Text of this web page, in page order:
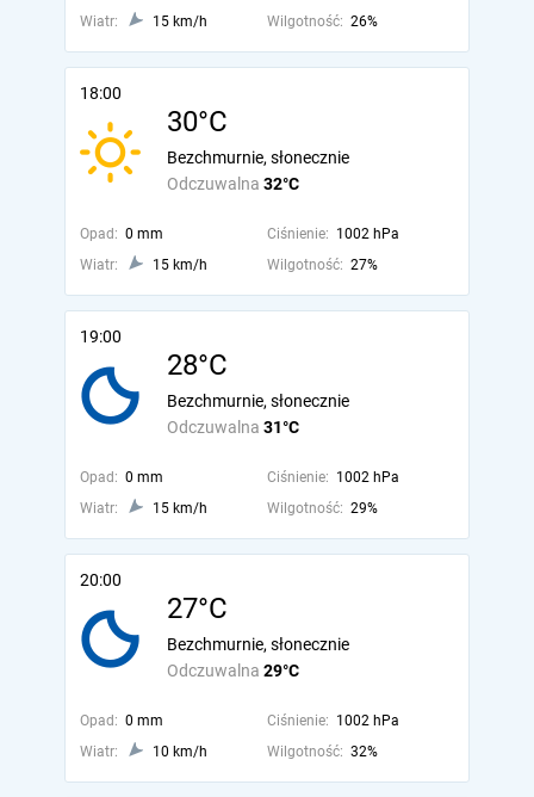
Wiatr:
15 km/h Wilgotność: 26%
18:00
30°C
Odczuwalna 32°C
Bezchmurnie, słonecznie
Opad: 0 mm Ciśnienie: 1002 hPa
Wiatr:
15 km/h Wilgotność: 27%
19:00
28°C
Odczuwalna 31°C
Bezchmurnie, słonecznie
Opad: 0 mm Ciśnienie: 1002 hPa
Wiatr:
15 km/h Wilgotność: 29%
20:00
27°C
Odczuwalna 29°C
Bezchmurnie, słonecznie
Opad: 0 mm Ciśnienie: 1002 hPa
Wiatr:
10 km/h Wilgotność: 32%